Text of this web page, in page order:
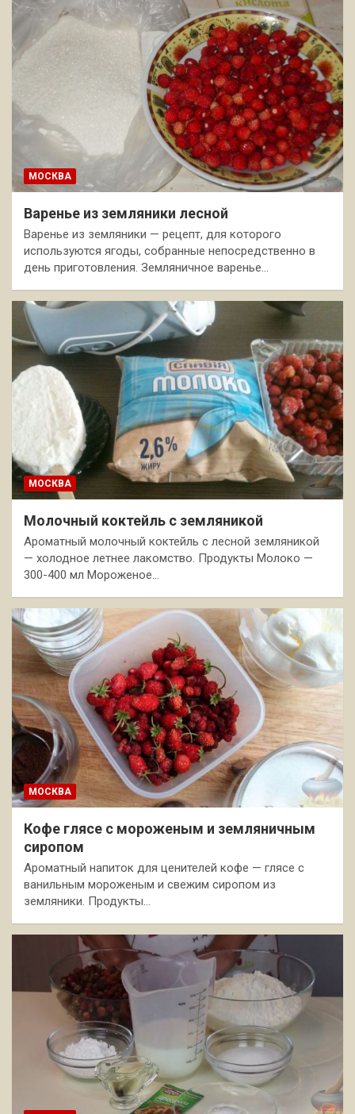
МОСКВА
Варенье из земляники лесной
Варенье из земляники — рецепт, для которого
используются ягоды, собранные непосредственно в
день приготовления. Земляничное варенье…
МОСКВА
Молочный коктейль с земляникой
Ароматный молочный коктейль с лесной земляникой
— холодное летнее лакомство. Продукты Молоко —
300-400 мл Мороженое…
МОСКВА
Кофе глясе с мороженым и земляничным
сиропом
Ароматный напиток для ценителей кофе — глясе с
ванильным мороженым и свежим сиропом из
земляники. Продукты…